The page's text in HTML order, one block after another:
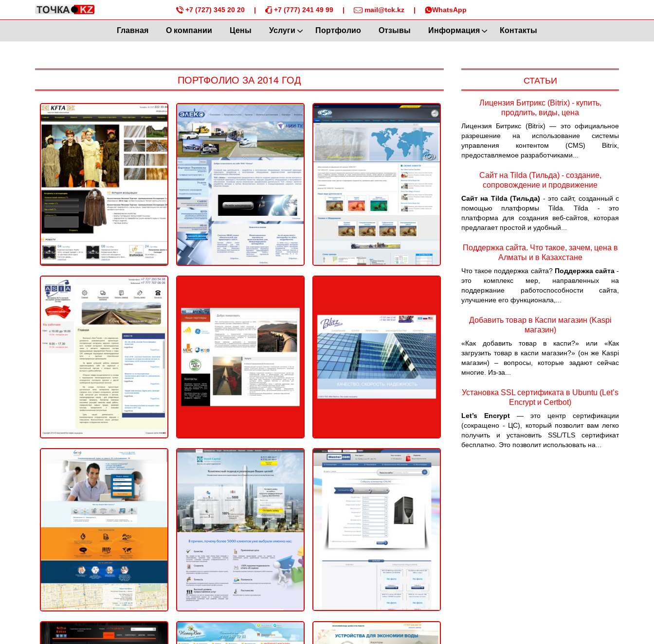
+7 (727) 345 20 20 | +7 (777) 241 49 99 | mail@tck.kz | WhatsApp
Главная О компании Цены Услуги Портфолио Отзывы Информация Контакты
Казахстанская Меховая
Торгово-промышленная
Ассоциация (KFTA)
2014
ТОО «Элеко»
2014
ТОО «АЛМАСГЕО»
2014
Компания "Asia Transit"
2014
Компания
«КазПромДиагностика»
2014
Компания «Blitz Medica»
2014
Компания «Фаворит -
Сервис»
2014
Оценочно-Юридическая
компания Invest Capital
2014
Интернет-магазин
«MasterCom»
2014
ПОРТФОЛИО ЗА 2014 ГОД СТАТЬИ
Лицензия Битрикс (Bitrix) - купить,
продлить, виды, цена
Лицензия Битрикс (Bitrix) — это официальное
разрешение на использование системы
управления контентом (CMS) Bitrix,
предоставляемое разработчиками...
Сайт на Tilda (Тильда) - создание,
сопровождение и продвижение
Сайт на Tilda (Тильда) - это сайт, созданный с
помощью платформы Tilda. Tilda - это
платформа для создания веб-сайтов, которая
предлагает простой и удобный...
Поддержка сайта. Что такое, зачем, цена в
Алматы и в Казахстане
Что такое поддержка сайта? Поддержка сайта-
это комплекс мер, направленных на
поддержание работоспособности сайта,
улучшение его функционала,...
Добавить товар в Каспи магазин (Kaspi
магазин)
«Как добавить товар в каспи?» или «Как
загрузить товар в каспи магазин?» (он же Kaspi
магазин) – вопросы, которые задают сейчас
многие. Из-за...
Установка SSL сертификата в Ubuntu (Let’s
Encrypt и Certbot)
Let’s Encrypt — это центр сертификации
(сокращено - ЦС), который позволит вам легко
получить и установить SSL/TLS сертификат
бесплатно. Это позволит использовать на...